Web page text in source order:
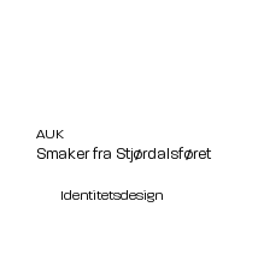
AUK
Smaker fra Stjørdalsføret
Identitetsdesign